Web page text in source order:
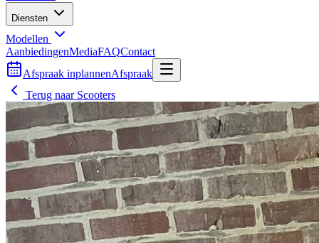
Diensten
Modellen
AanbiedingenMediaFAQContact
Afspraak inplannenAfspraak
Terug naar Scooters